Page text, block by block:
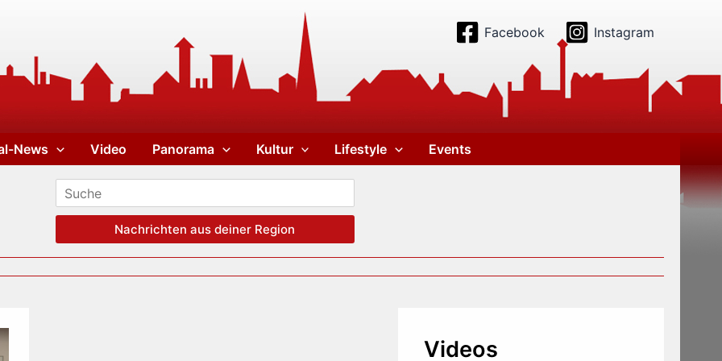
Facebook Instagram
News Video Panorama Kultur Lifestyle Events
Nachrichten aus deiner Region
Videos